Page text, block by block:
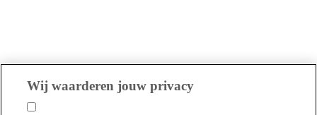
Wij waarderen jouw privacy